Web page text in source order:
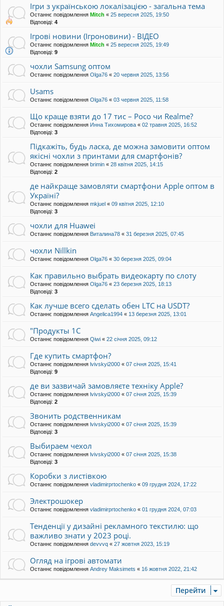
Ігри з українською локалізацією - загальна тема
Останнє повідомлення Mitch « 25 вересня 2025, 19:50
Відповіді: 4
Ігрові новини (Ігроновини) - ВІДЕО
Останнє повідомлення Mitch « 25 вересня 2025, 19:49
Відповіді: 9
чохли Samsung оптом
Останнє повідомлення Olga76 « 20 червня 2025, 13:56
Usams
Останнє повідомлення Olga76 « 03 червня 2025, 11:58
Що краще взяти до 17 тис – Poco чи Realme?
Останнє повідомлення Инна Тихомирова « 02 травня 2025, 16:52
Відповіді: 3
Підкажіть, будь ласка, де можна замовити оптом
якісні чохли з принтами для смартфонів?
Останнє повідомлення brimin « 28 квітня 2025, 14:15
Відповіді: 2
де найкраще замовляти смартфони Apple оптом в
Україні?
Останнє повідомлення mkjuel « 09 квітня 2025, 12:10
Відповіді: 3
чохли для Huawei
Останнє повідомлення Виталина78 « 31 березня 2025, 07:45
чохли Nillkin
Останнє повідомлення Olga76 « 30 березня 2025, 09:04
Как правильно выбрать видеокарту по слоту
Останнє повідомлення Olga76 « 23 березня 2025, 18:13
Відповіді: 3
Как лучше всего сделать обен LTC на USDT?
Останнє повідомлення Angelica1994 « 13 березня 2025, 13:01
"Продукты 1C
Останнє повідомлення Qiwi « 22 січня 2025, 09:12
Где купить смартфон?
Останнє повідомлення lvivskyi2000 « 07 січня 2025, 15:41
Відповіді: 9
де ви зазвичай замовляєте техніку Apple?
Останнє повідомлення lvivskyi2000 « 07 січня 2025, 15:39
Відповіді: 2
Звонить родственникам
Останнє повідомлення lvivskyi2000 « 07 січня 2025, 15:39
Відповіді: 3
Выбираем чехол
Останнє повідомлення lvivskyi2000 « 07 січня 2025, 15:38
Відповіді: 3
Коробки з листівкою
Останнє повідомлення vladimirprtochenko « 09 грудня 2024, 17:22
Электрошокер
Останнє повідомлення vladimirprtochenko « 01 грудня 2024, 07:03
Тенденції у дизайні рекламного текстилю: що
важливо знати у 2023 році.
Останнє повідомлення devvvq « 27 жовтня 2023, 15:19
Огляд на ігрові автомати
Останнє повідомлення Andrey Maksimets « 16 жовтня 2022, 21:42
Перейти